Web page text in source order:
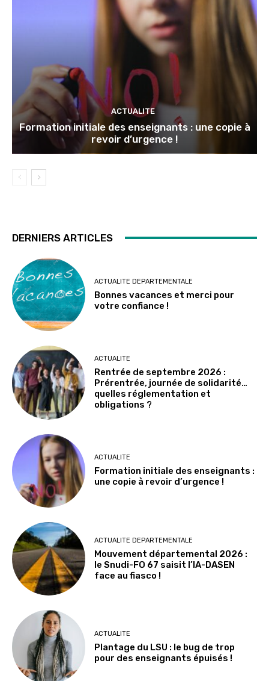
ACTUALITE
Formation initiale des enseignants : une copie à
revoir d’urgence !
DERNIERS ARTICLES
ACTUALITE DEPARTEMENTALE
Bonnes vacances et merci pour
votre confiance !
ACTUALITE
Rentrée de septembre 2026 :
Prérentrée, journée de solidarité…
quelles réglementation et
obligations ?
ACTUALITE
Formation initiale des enseignants :
une copie à revoir d’urgence !
ACTUALITE DEPARTEMENTALE
Mouvement départemental 2026 :
le Snudi-FO 67 saisit l’IA-DASEN
face au fiasco !
ACTUALITE
Plantage du LSU : le bug de trop
pour des enseignants épuisés !